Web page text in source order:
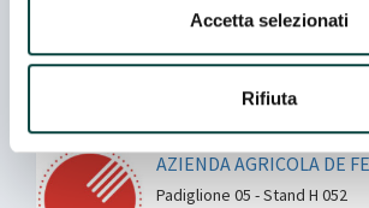
Accetta selezionati
Rifiuta
Padiglione 05 - Stand F 054
AZIENDA AGRICOLA DE
Padiglione 05 - Stand H 052